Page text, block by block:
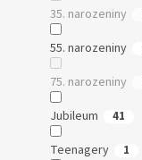
35. narozeniny
55. narozeniny
75. narozeniny
Jubileum 41
Teenagery 1